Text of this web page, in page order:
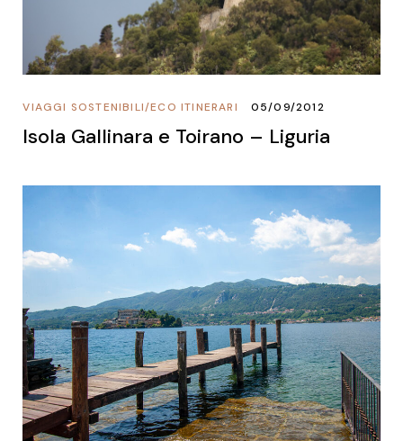
ECO ITINERARI
/
VIAGGI SOSTENIBILI 05/09/2012
Isola Gallinara e Toirano – Liguria